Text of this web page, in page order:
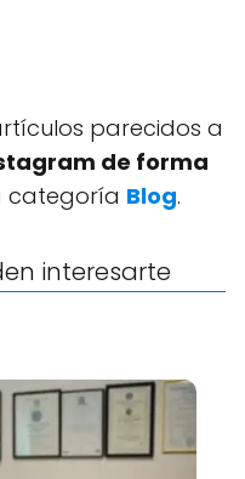
parecidos a
de forma
categoría Blog.
interesarte